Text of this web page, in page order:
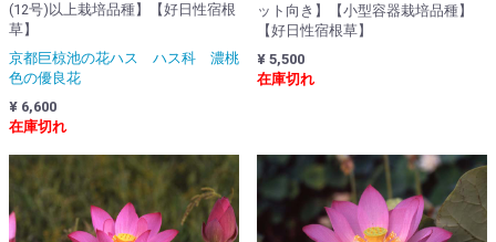
(12号)以上栽培品種】【好日性宿根
草】
京都巨椋池の花ハス ハス科 濃桃
色の優良花
¥ 6,600
在庫切れ
ット向き】【小型容器栽培品種】
【好日性宿根草】
¥ 5,500
在庫切れ